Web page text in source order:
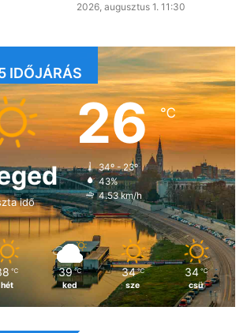
2026, augusztus 1. 11:30
IDŐJÁRÁS
idő
26℃
34º - 23º
43%
4.53 km/h
℃
hét
39 ℃
ked
34 ℃
sze
34 ℃
csü